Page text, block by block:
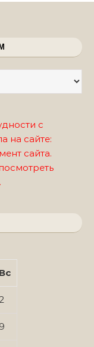
с
на сайте:
сайта.
Вс
9